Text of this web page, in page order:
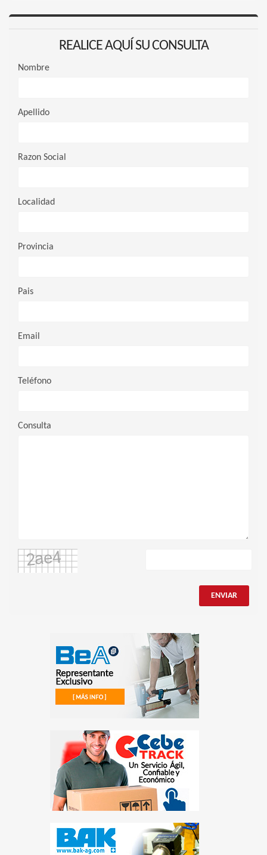
REALICE AQUÍ SU CONSULTA
Nombre
Apellido
Razon Social
Localidad
Provincia
Pais
Email
Teléfono
Consulta
ENVIAR